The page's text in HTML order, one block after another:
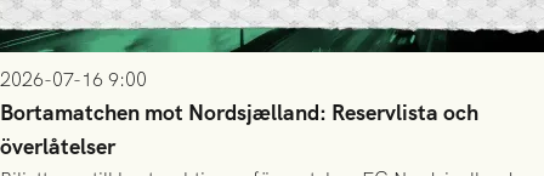
2026-07-16 9:00
Bortamatchen mot Nordsjælland: Reservlista och
överlåtelser